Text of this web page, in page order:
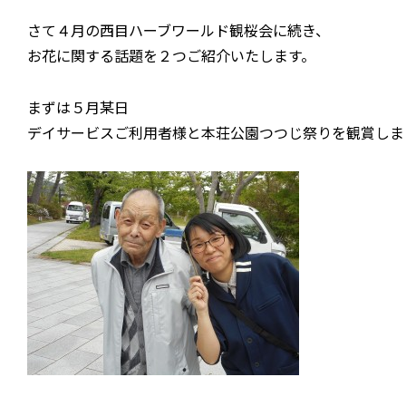
さて４月の西目ハーブワールド観桜会に続き、
お花に関する話題を２つご紹介いたします。
まずは５月某日
デイサービスご利用者様と本荘公園つつじ祭りを観賞し